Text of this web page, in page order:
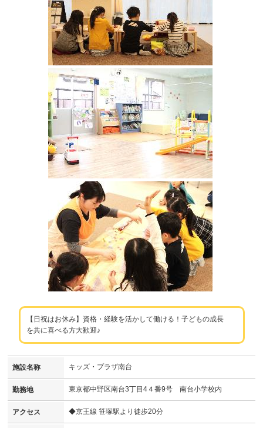
【日祝はお休み】資格・経験を活かして働ける！子どもの成長
を共に喜べる方大歓迎♪
施設名称 キッズ・プラザ南台
勤務地 東京都中野区南台3丁目4４番9号 南台小学校内
アクセス ◆京王線 笹塚駅より徒歩20分